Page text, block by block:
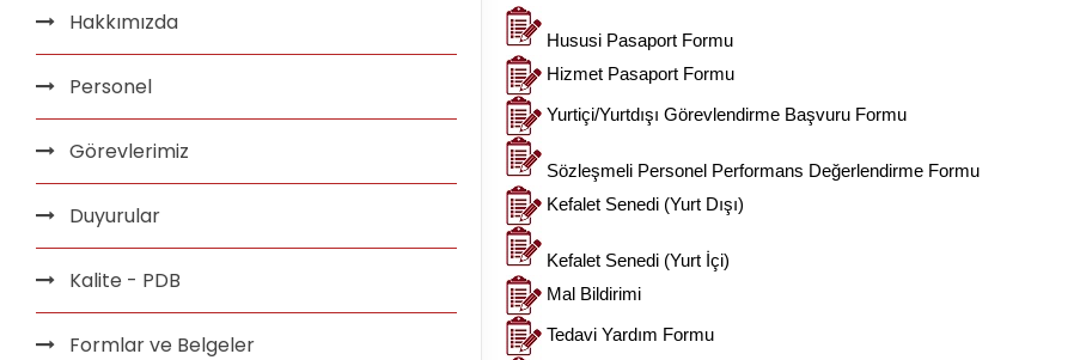
Hakkımızda
Personel
Görevlerimiz
Duyurular
Kalite - PDB
Formlar ve Belgeler
Hususi Pasaport Formu
Hizmet Pasaport Formu
Yurtiçi/Yurtdışı Görevlendirme Başvuru Formu
Sözleşmeli Personel Performans Değerlendirme Formu
Kefalet Senedi (Yurt Dışı)
Kefalet Senedi (Yurt İçi)
Mal Bildirimi
Tedavi Yardım Formu